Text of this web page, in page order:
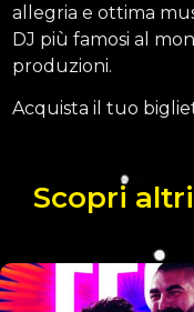
allegria e ottima
DJ più famosi al
produzioni.
Acquista il tuo
Scopri